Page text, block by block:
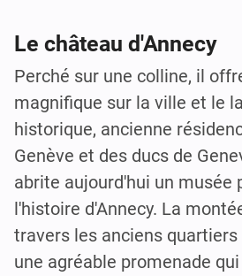
Le château d'Annecy
Perché sur une colline, il
magnifique sur la ville et le
historique, ancienne
Genève et des ducs de
abrite aujourd'hui un musée
l'histoire d'Annecy. La
travers les anciens quartiers
une agréable promenade